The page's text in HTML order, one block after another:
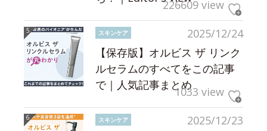
226609 view
2025/12/24
スキンケア
【保存版】オルビス ザ リンク
ルセラムのすべてをこの記事
で｜人気記事まとめ1033 view
2025/12/23
スキンケア